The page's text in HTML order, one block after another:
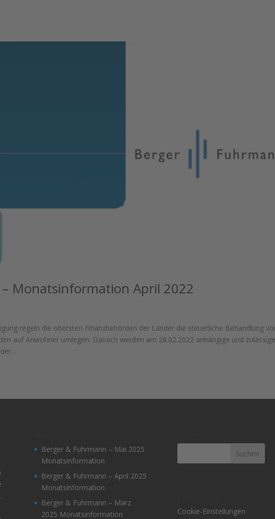
Monatsinformation April 2022
regeln die obersten Finanzbehörden der Länder die steuerliche Behandlung
auf Anwohner umlegen. Danach werden am 28.02.2022 anhängige und
Berger & Fuhrmann – Mai 2025
Monatsinformation
Berger & Fuhrmann – April 2025
Monatsinformation
Berger & Fuhrmann – März
2025 Monatsinformation
Cookie-Einstellungen